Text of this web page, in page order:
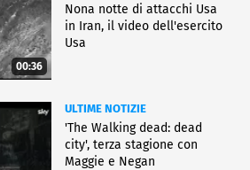
00:36
Nona notte di attacchi Usa
in Iran, il video dell'esercito
Usa
ULTIME NOTIZIE
'The Walking dead: dead
city', terza stagione con
Maggie e Negan